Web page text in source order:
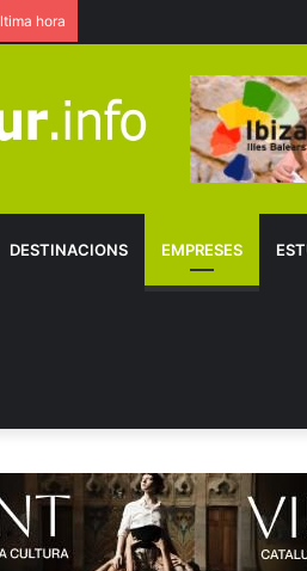
hora
DESTINACIONS EMPRESES